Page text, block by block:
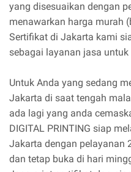
yang disesuaikan dengan
menawarkan harga murah
Sertifikat di Jakarta kami
sebagai layanan jasa
Untuk Anda yang sedang
Jakarta di saat tengah
ada lagi yang anda
DIGITAL PRINTING siap
Jakarta dengan pelayanan
dan tetap buka di hari